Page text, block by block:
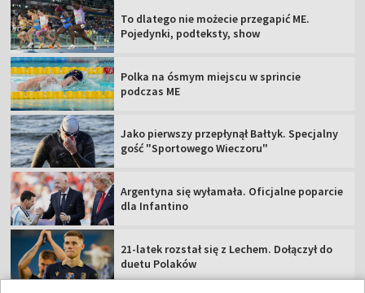
To dlatego nie możecie przegapić ME.
Pojedynki, podteksty, show
Polka na ósmym miejscu w sprincie
podczas ME
Jako pierwszy przepłynął Bałtyk. Specjalny
gość "Sportowego Wieczoru"
Argentyna się wyłamała. Oficjalne poparcie
dla Infantino
21-latek rozstał się z Lechem. Dołączył do
duetu Polaków